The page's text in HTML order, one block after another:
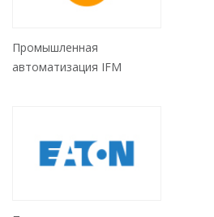
Промышленная
автоматизация IFM